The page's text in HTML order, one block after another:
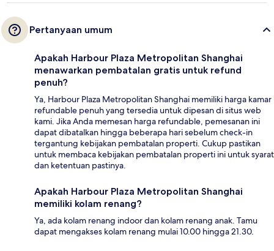
Pertanyaan umum
Apakah Harbour Plaza Metropolitan Shanghai
menawarkan pembatalan gratis untuk refund
penuh?
Ya, Harbour Plaza Metropolitan Shanghai memiliki harga kamar
refundable penuh yang tersedia untuk dipesan di situs web
kami. Jika Anda memesan harga refundable, pemesanan ini
dapat dibatalkan hingga beberapa hari sebelum check-in
tergantung kebijakan pembatalan properti. Cukup pastikan
untuk membaca kebijakan pembatalan properti ini untuk syarat
dan ketentuan pastinya.
Apakah Harbour Plaza Metropolitan Shanghai
memiliki kolam renang?
Ya, ada kolam renang indoor dan kolam renang anak. Tamu
dapat mengakses kolam renang mulai 10.00 hingga 21.30.